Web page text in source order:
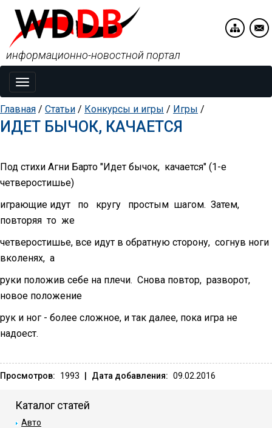
Toggle
navigation
информационно-новостной портал
Главная / Статьи / Конкурсы и игры / Игры /
ИДЕТ БЫЧОК, КАЧАЕТСЯ
Под стихи Агни Барто "Идет бычок, качается" (1-е
четверостишье)
играющие идут
по кругу простым шагом. Затем,
повторяя то же
четверостишье, все идут в обратную сторону, согнув ноги
вколенях, а
руки положив себе на плечи. Снова повтор, разворот,
новое положение
рук и ног - более сложное, и так далее, пока игра не
надоест.
Просмотров: 1993 Дата добавления: 09.02.2016
Каталог статей
Авто